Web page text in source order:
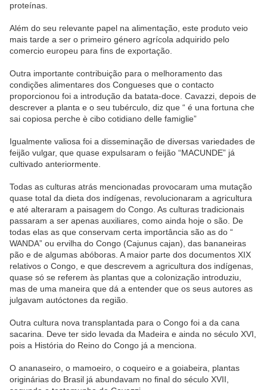
proteínas.
Além do seu relevante papel na alimentação, este produto veio
mais tarde a ser o primeiro género agrícola adquirido pelo
comercio europeu para fins de exportação.
Outra importante contribuição para o melhoramento das
condições alimentares dos Congueses que o contacto
proporcionou foi a introdução da batata-doce. Cavazzi, depois de
descrever a planta e o seu tubérculo, diz que “ é una fortuna che
sai copiosa perche è cibo cotidiano delle famiglie”
Igualmente valiosa foi a disseminação de diversas variedades de
feijão vulgar, que quase expulsaram o feijão “MACUNDE” já
cultivado anteriormente.
Todas as culturas atrás mencionadas provocaram uma mutação
quase total da dieta dos indígenas, revolucionaram a agricultura
e até alteraram a paisagem do Congo. As culturas tradicionais
passaram a ser apenas auxiliares, como ainda hoje o são. De
todas elas as que conservam certa importância são as do “
WANDA” ou ervilha do Congo (Cajunus cajan), das bananeiras
pão e de algumas abóboras. A maior parte dos documentos XIX
relativos o Congo, e que descrevem a agricultura dos indígenas,
quase só se referem às plantas que a colonização introduziu,
mas de uma maneira que dá a entender que os seus autores as
julgavam autóctones da região.
Outra cultura nova transplantada para o Congo foi a da cana
sacarina. Deve ter sido levada da Madeira e ainda no século XVI,
pois a História do Reino do Congo já a menciona.
O ananaseiro, o mamoeiro, o coqueiro e a goiabeira, plantas
originárias do Brasil já abundavam no final do século XVII,